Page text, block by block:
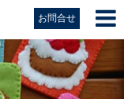
お問合せ